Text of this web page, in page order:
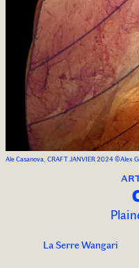
Ale Casanova, CRAFT JANVIER 2024 ©Alex
La Serre Wangari